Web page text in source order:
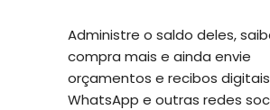
Administre o saldo deles,
compra mais e ainda envie
orçamentos e recibos
WhatsApp e outras redes